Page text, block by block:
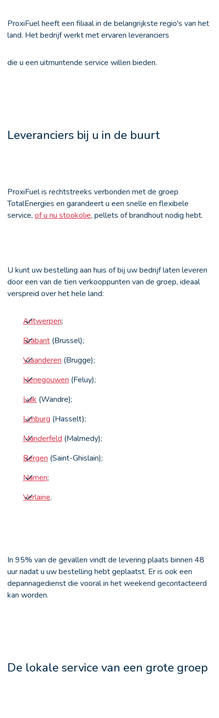
ProxiFuel heeft een filiaal in de belangrijkste regio's van het
land. Het bedrijf werkt met ervaren leveranciers
die u een uitmuntende service willen bieden.
Leveranciers bij u in de buurt
ProxiFuel is rechtstreeks verbonden met de groep
TotalEnergies en garandeert u een snelle en flexibele
service, of u nu stookolie, pellets of brandhout nodig hebt.
U kunt uw bestelling aan huis of bij uw bedrijf laten leveren
door een van de tien verkooppunten van de groep, ideaal
verspreid over het hele land:
Antwerpen;
Brabant (Brussel);
Vlaanderen (Brugge);
Henegouwen (Feluy);
Luik (Wandre);
Limburg (Hasselt);
Manderfeld (Malmedy);
Bergen (Saint-Ghislain);
Namen;
Verlaine.
In 95% van de gevallen vindt de levering plaats binnen 48
uur nadat u uw bestelling hebt geplaatst. Er is ook een
depannagedienst die vooral in het weekend gecontacteerd
kan worden.
De lokale service van een grote groep